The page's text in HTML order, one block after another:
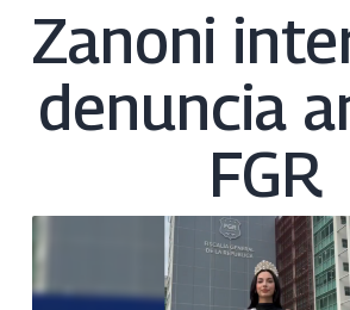
Zanoni
denuncia
FGR